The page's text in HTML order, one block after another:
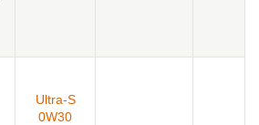
Ultra-S
0W30